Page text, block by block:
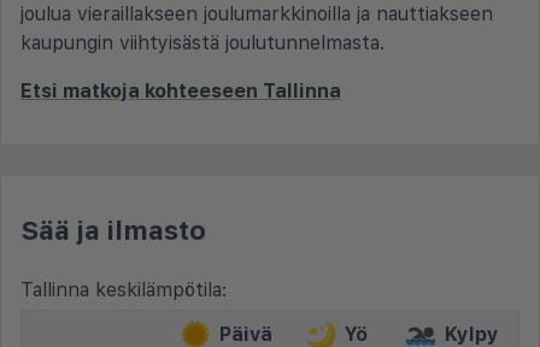
joulua vieraillakseen joulumarkkinoilla ja nauttiakseen
kaupungin viihtyisästä joulutunnelmasta.
Etsi matkoja kohteeseen Tallinna
Sää ja ilmasto
Tallinna keskilämpötila:
Päivä
Yö Kylpy